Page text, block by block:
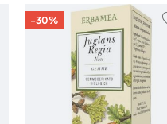
AGGIUNGI
-30%